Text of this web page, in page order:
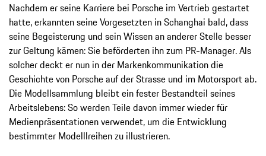
Nachdem er seine Karriere bei Porsche im Vertrieb gestartet
hatte, erkannten seine Vorgesetzten in Schanghai bald, dass
seine Begeisterung und sein Wissen an anderer Stelle besser
zur Geltung kämen: Sie beförderten ihn zum PR-Manager. Als
solcher deckt er nun in der Markenkommunikation die
Geschichte von Porsche auf der Strasse und im Motorsport ab.
Die Modellsammlung bleibt ein fester Bestandteil seines
Arbeitslebens: So werden Teile davon immer wieder für
Medienpräsentationen verwendet, um die Entwicklung
bestimmter Modelllreihen zu illustrieren.